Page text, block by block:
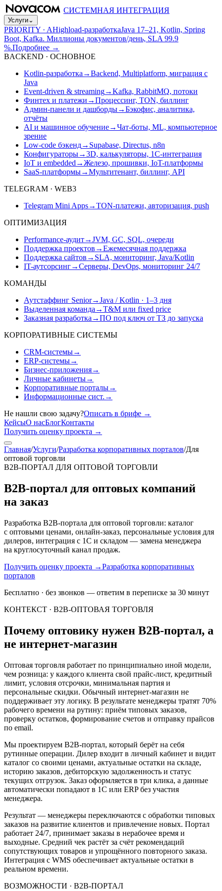
СИСТЕМНАЯ ИНТЕГРАЦИЯ
Услуги⌄
PRIORITY · AHighload-разработкаJava 17–21, Kotlin, Spring
Boot, Kafka. Миллионы документов/день, SLA 99.9
%.Подробнее →
BACKEND · ОСНОВНОЕ
Kotlin-разработка →Backend, Multiplatform, миграция с
Java
Event-driven & streaming→Kafka, RabbitMQ, потоки
Финтех и платежи →Процессинг, TON, биллинг
Админ-панели и дашборды→Бэкофис, аналитика,
отчёты
AI и машинное обучение→Чат-боты, ML, компьютерное
зрение
Low-code бэкенд→ Supabase, Directus, n8n
Конфигураторы→3D, калькуляторы, 1С-интеграция
IoT и embedded →Железо, прошивки, IoT-платформы
SaaS-платформы→Мультитенант, биллинг, API
TELEGRAM · WEB3
Telegram Mini Apps→TON-платежи, авторизация, push
ОПТИМИЗАЦИЯ
Performance-аудит→JVM, GC, SQL, очереди
Поддержка проектов →Ежемесячная поддержка
Поддержка сайтов → SLA, мониторинг, Java/Kotlin
IT-аутсорсинг→Серверы, DevOps, мониторинг 24/7
КОМАНДЫ
Аутстаффинг Senior→Java / Kotlin · 1–3 дня
Выделенная команда →T&M или fixed price
Заказная разработка →ПО под ключ от ТЗ до запуска
КОРПОРАТИВНЫЕ СИСТЕМЫ
CRM-системы→
ERP-системы→
Бизнес-приложения→
Личные кабинеты→
Корпоративные порталы→
Информационные сист. →
Не нашли свою задачу?Описать в брифе →
КейсыО насБлогКонтакты
Получить оценку проекта →
Главная/Услуги/Разработка корпоративных порталов/Для
оптовой торговли
B2B-ПОРТАЛ ДЛЯ ОПТОВОЙ ТОРГОВЛИ
B2B-портал для оптовых компаний
на заказ
Разработка B2B-портала для оптовой торговли: каталог
с оптовыми ценами, онлайн-заказ, персональные условия для
дилеров, интеграция с 1С и складом — замена менеджера
на круглосуточный канал продаж.
Получить оценку проекта →Разработка корпоративных
порталов
Бесплатно · без звонков — ответим в переписке за 30 минут
КОНТЕКСТ · B2B-ОПТОВАЯ ТОРГОВЛЯ
Почему оптовику нужен B2B-портал, а
не интернет-магазин
Оптовая торговля работает по принципиально иной модели,
чем розница: у каждого клиента свой прайс-лист, кредитный
лимит, условия отсрочки, минимальная партия и
персональные скидки. Обычный интернет-магазин не
поддерживает эту логику. В результате менеджеры тратят 70%
рабочего времени на рутину: приём типовых заказов,
проверку остатков, формирование счетов и отправку прайсов
по email.
Мы проектируем B2B-портал, который берёт на себя
рутинные операции. Дилер входит в личный кабинет и видит
каталог со своими ценами, актуальные остатки на складе,
историю заказов, дебиторскую задолженность и статус
текущих отгрузок. Заказ оформляется в три клика, а данные
автоматически попадают в 1С или ERP без участия
менеджера.
Результат — менеджеры переключаются с обработки типовых
заказов на развитие клиентов и привлечение новых. Портал
работает 24/7, принимает заказы в нерабочее время и
выходные. Средний чек растёт за счёт рекомендаций
сопутствующих товаров и упрощённого повторного заказа.
Интеграция с WMS обеспечивает актуальные остатки в
реальном времени.
ВОЗМОЖНОСТИ · B2B-ПОРТАЛ